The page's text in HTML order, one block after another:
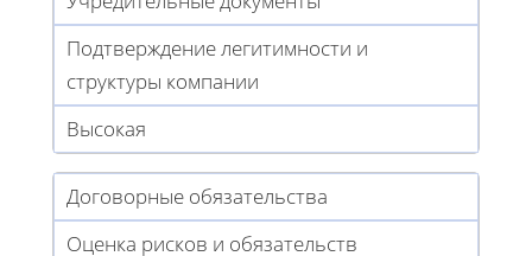
Подтверждение легитимности и
структуры компании
Высокая
Договорные обязательства
Оценка рисков и обязательств